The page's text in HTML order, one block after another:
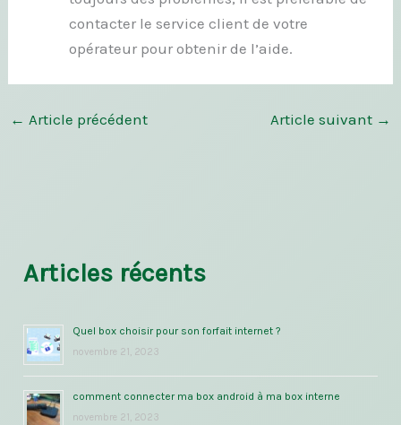
contacter le service client de votre
opérateur pour obtenir de l’aide.
← Article précédent Article suivant →
Articles récents
Quel box choisir pour son forfait internet ?
novembre 21, 2023
comment connecter ma box android à ma box interne
novembre 21, 2023